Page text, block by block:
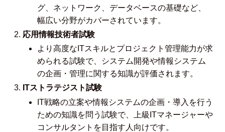
グ、ネットワーク、データベースの基礎など、
幅広い分野がカバーされています。
応用情報技術者試験
より高度なITスキルとプロジェクト管理能力が求
められる試験で、システム開発や情報システム
の企画・管理に関する知識が評価されます。
ITストラテジスト試験
IT戦略の立案や情報システムの企画・導入を行う
ための知識を問う試験で、上級ITマネージャーや
コンサルタントを目指す人向けです。